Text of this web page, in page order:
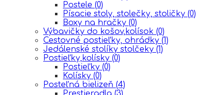
Postele (0)
Písacie stoly, stolečky, stoličky (0)
Boxy na hračky (0)
Výbavičky do košov,kolísok (0)
Cestovné postieľky, ohrádky (1)
Jedálenské stolíky stolčeky (1)
Postieľky,kolísky (0)
Postieľky (0)
Kolísky (0)
Posteľná bielizeň (4)